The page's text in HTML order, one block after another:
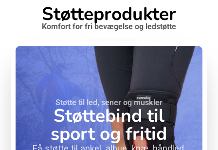
Støtteprodukter
Komfort for fri bevægelse og ledstøtte
Støtte til led, sener og muskler
Støttebind til
sport og fritid